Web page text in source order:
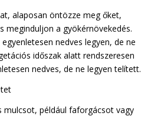
alaposan öntözze meg őket,
meginduljon a gyökérnövekedés.
nedves legyen, de ne
időszak alatt rendszeresen
nedves, de ne legyen telített.
mulcsot, például faforgácsot vagy